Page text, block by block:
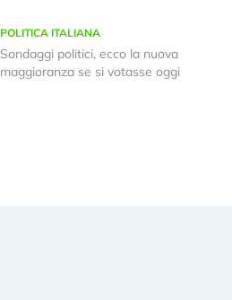
POLITICA ITALIANA
Sondaggi politici, ecco la nuova
maggioranza se si votasse oggi